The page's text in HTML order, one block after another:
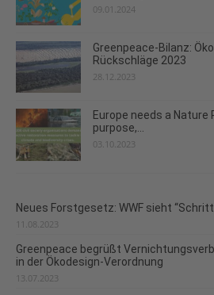
09.01.2024
Greenpeace-Bilanz:
Rückschläge 2023
28.12.2023
Europe needs a
purpose,...
03.10.2023
Neues Forstgesetz: WWF sieht
11.08.2023
Greenpeace begrüßt
in der Ökodesign-Verordnung
13.07.2023